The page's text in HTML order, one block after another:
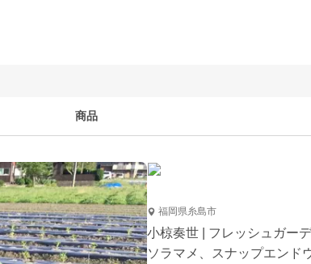
商品
福岡県糸島市
小椋奏世 | フレッシュガー
ソラマメ、スナップエンド